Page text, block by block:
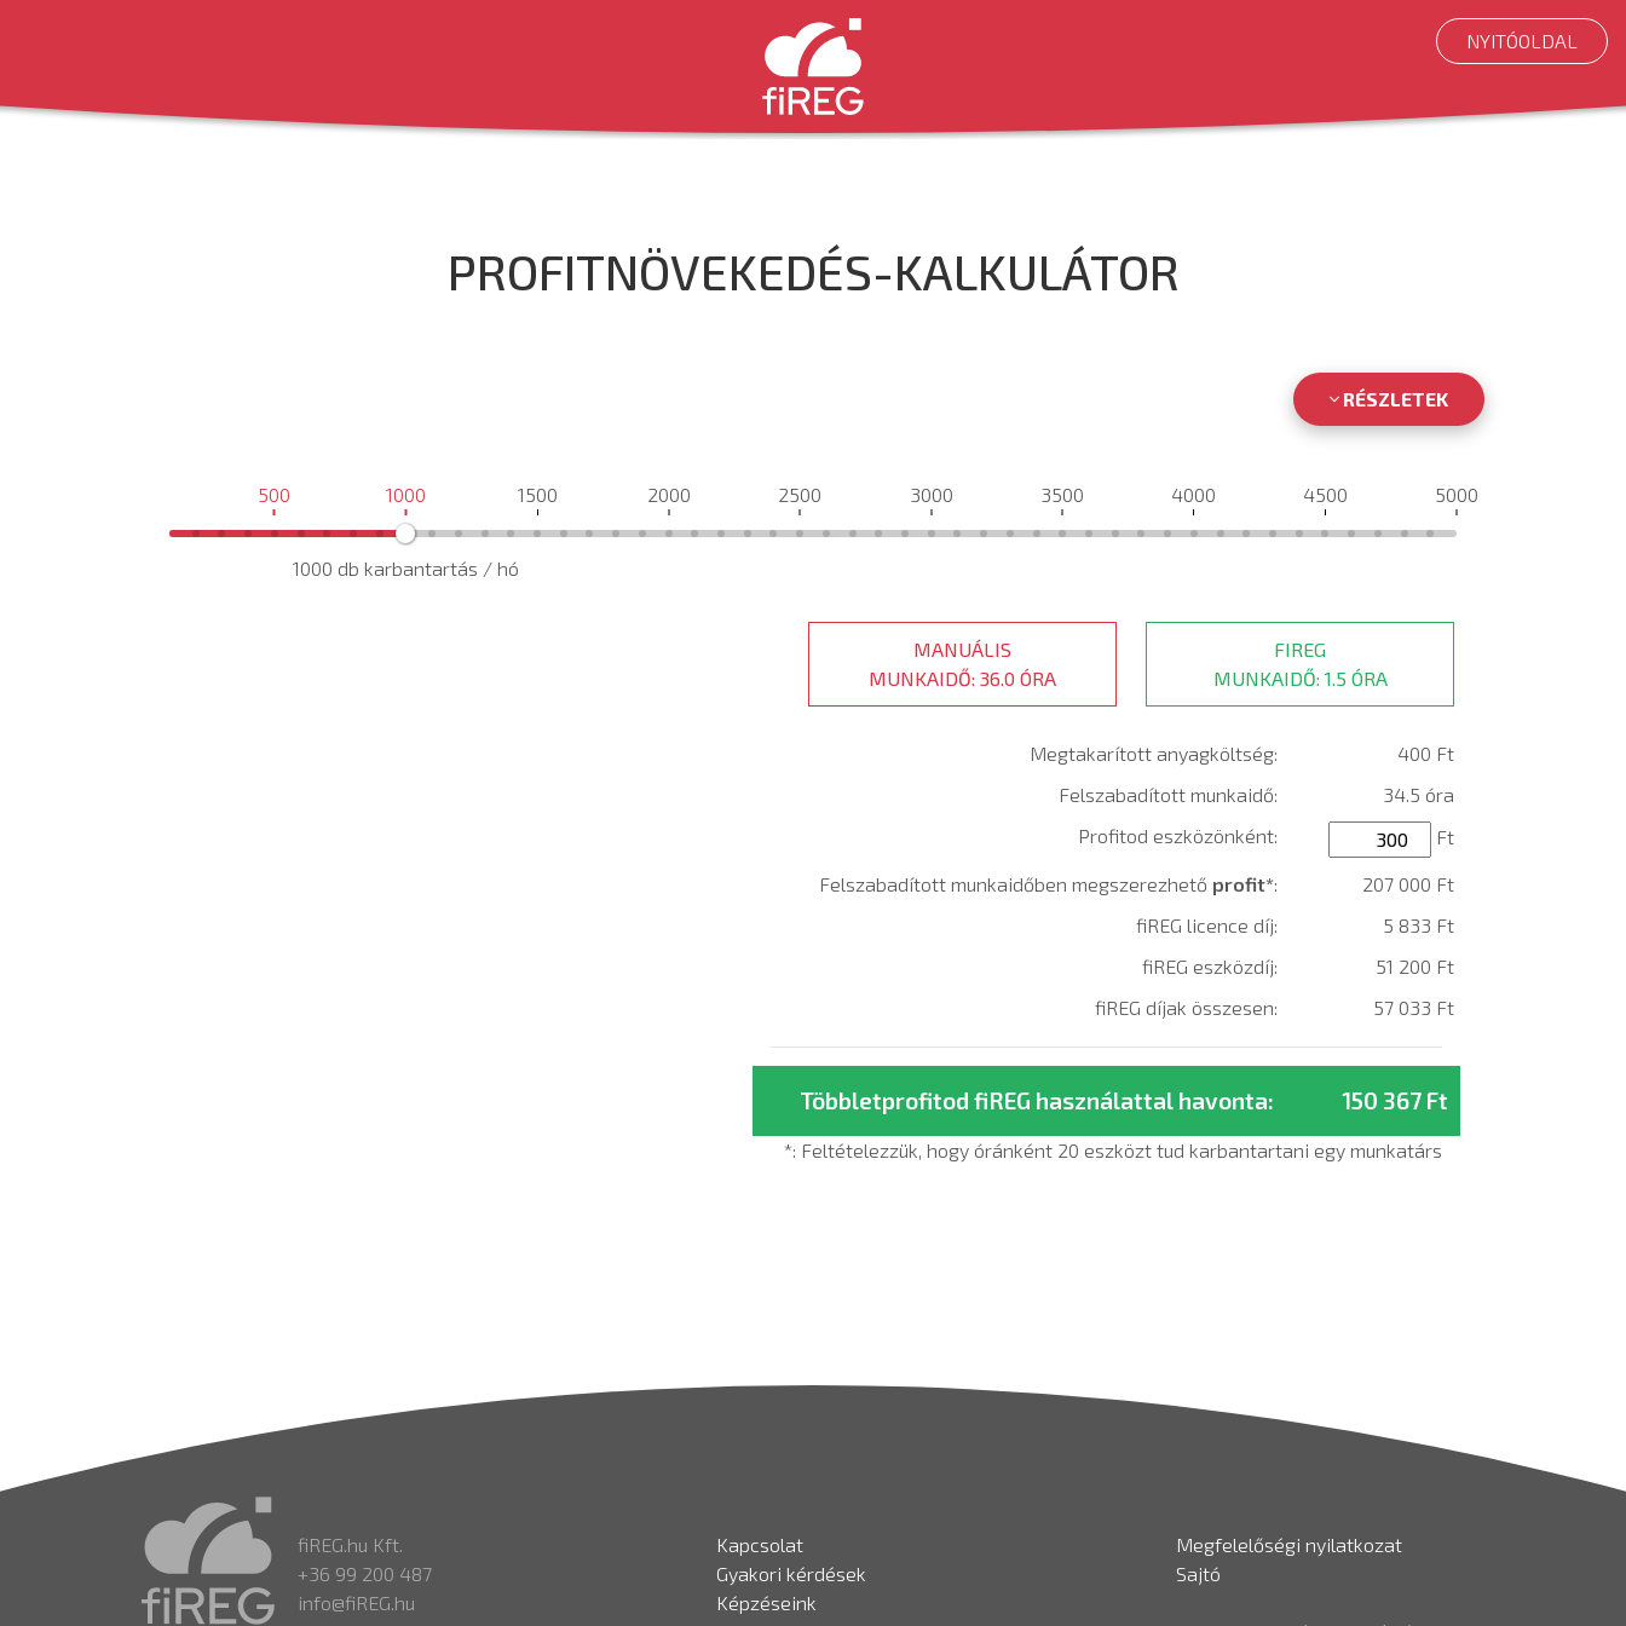
NYITÓOLDAL
PROFITNÖVEKEDÉS-KALKULÁTOR
RÉSZLETEK
1000 db karbantartás / hó
500 1000 1500 2000 2500 3000 3500 4000 4500 5000
MANUÁLIS
MUNKAIDŐ: 36.0 ÓRA
FIREG
MUNKAIDŐ: 1.5 ÓRA
Megtakarított anyagköltség:
400 Ft
Felszabadított munkaidő:
34.5 óra
Profitod eszközönként:
Ft
Felszabadított munkaidőben megszerezhető profit*:
207 000 Ft
fiREG licence díj:
5 833 Ft
fiREG eszközdíj:
51 200 Ft
fiREG díjak összesen:
57 033 Ft
Többletprofitod fiREG használattal havonta: 150 367 Ft
*: Feltételezzük, hogy óránként 20 eszközt tud karbantartani egy munkatárs
fiREG.hu Kft.
+36 99 200 487
info@fiREG.hu
Kapcsolat
Gyakori kérdések
Képzéseink
Megfelelőségi nyilatkozat
Sajtó